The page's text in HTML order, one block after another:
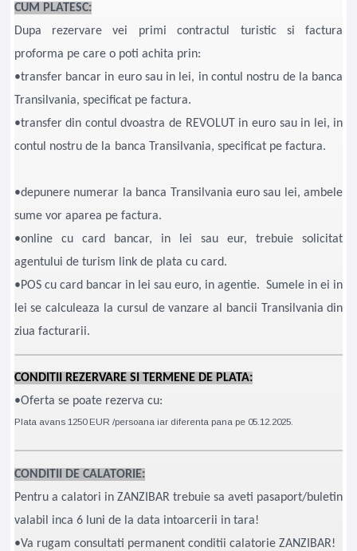
CUM PLATESC:
Dupa rezervare vei primi contractul turistic si factura
proforma pe care o poti achita prin:
•transfer bancar in euro sau in lei, in contul nostru de la banca
Transilvania, specificat pe factura.
•transfer din contul dvoastra de REVOLUT in euro sau in lei, in
contul nostru de la banca Transilvania, specificat pe factura.
•depunere numerar la banca Transilvania euro sau lei, ambele
sume vor aparea pe factura.
•online cu card bancar, in lei sau eur, trebuie solicitat
agentului de turism link de plata cu card.
•POS cu card bancar in lei sau euro, in agentie. Sumele in ei in
lei se calculeaza la cursul de vanzare al bancii Transilvania din
ziua facturarii.
CONDITII REZERVARE SI TERMENE DE PLATA:
•Oferta se poate rezerva cu:
Plata avans 1250 EUR /persoana iar diferenta pana pe 05.12.2025.
CONDITII DE CALATORIE:
Pentru a calatori in ZANZIBAR trebuie sa aveti pasaport/buletin
valabil inca 6 luni de la data intoarcerii in tara!
•Va rugam consultati permanent conditii calatorie ZANZIBAR!